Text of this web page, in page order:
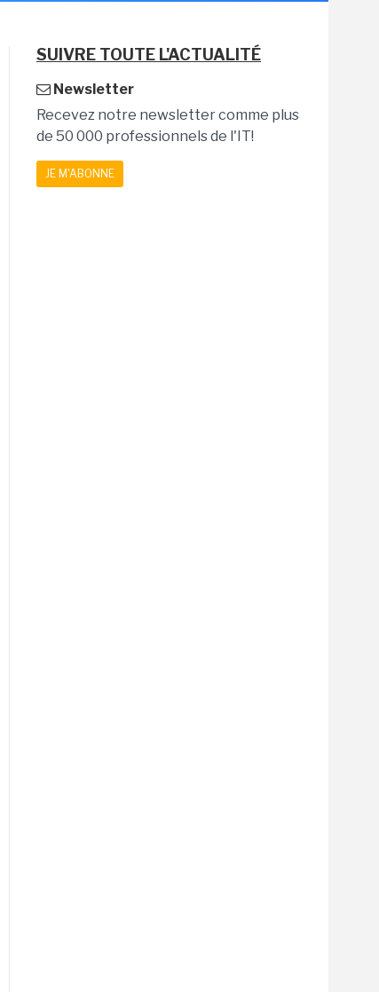
SUIVRE TOUTE L'ACTUALITÉ
Newsletter
Recevez notre newsletter comme plus
de 50 000 professionnels de l'IT!
JE M'ABONNE